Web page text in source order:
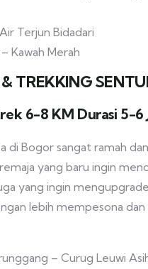
Terjun Bidadari
Kawah Merah
TREKKING
6-8 KM Durasi 5-6
di Bogor sangat ramah
yang baru ingin
yang ingin
lebih mempesona
– Curug Leuwi